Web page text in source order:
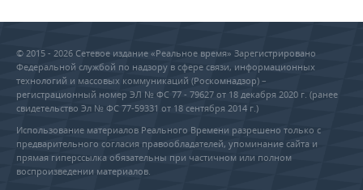
© 2015 - 2026 Сетевое издание «Реальное время» Зарегистрировано
Федеральной службой по надзору в сфере связи, информационных
технологий и массовых коммуникаций (Роскомнадзор) –
регистрационный номер ЭЛ № ФС 77 - 79627 от 18 декабря 2020 г. (ранее
свидетельство Эл № ФС 77-59331 от 18 сентября 2014 г.)
Использование материалов Реального Времени разрешено только с
предварительного согласия правообладателей, упоминание сайта и
прямая гиперссылка обязательны при частичном или полном
воспроизведении материалов.